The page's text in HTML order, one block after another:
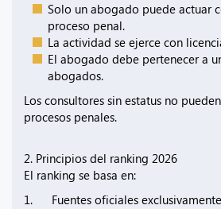
Solo un abogado puede actuar
proceso penal.
La actividad se ejerce con
El abogado debe pertenecer a
abogados.
Los consultores sin estatus no
procesos penales.
2. Principios del ranking 2026
El ranking se basa en:
1. Fuentes oficiales exclusivamente